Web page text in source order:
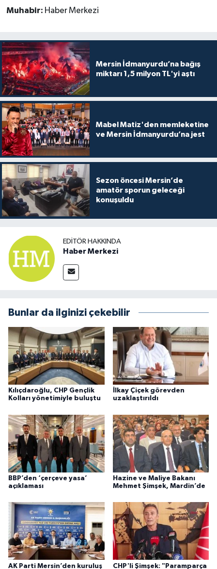
Muhabir: Haber Merkezi
Mersin İdmanyurdu’na bağış
miktarı 1,5 milyon TL'yi aştı
Mabel Matiz'den memleketine
ve Mersin İdmanyurdu’na jest
Sezon öncesi Mersin’de
amatör sporun geleceği
konuşuldu
EDITÖR HAKKINDA
Haber Merkezi
Bunlar da ilginizi çekebilir
Kılıçdaroğlu, CHP Gençlik
Kolları yönetimiyle buluştu
İlkay Çiçek görevden
uzaklaştırıldı
BBP’den ‘çerçeve yasa’
açıklaması
Hazine ve Maliye Bakanı
Mehmet Şimşek, Mardin’de
AK Parti Mersin’den kuruluş
CHP'li Şimşek: "Paramparça